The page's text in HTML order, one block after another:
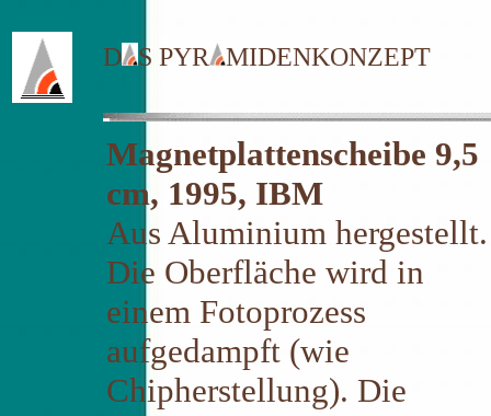
D S PYR MIDENKONZEPT
Magnetplattenscheibe 9,5
cm, 1995, IBM
Aus Aluminium hergestellt.
Die Oberfläche wird in
einem Fotoprozess
aufgedampft (wie
Chipherstellung). Die